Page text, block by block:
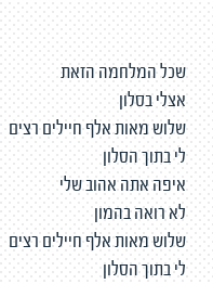
שכל המלחמה הזאת
אצלי בסלון
שלוש מאות אלף חיילים רצים
לי בתוך הסלון
איפה אתה אהוב שלי
לא רואה בהמון
שלוש מאות אלף חיילים רצים
לי בתוך הסלון